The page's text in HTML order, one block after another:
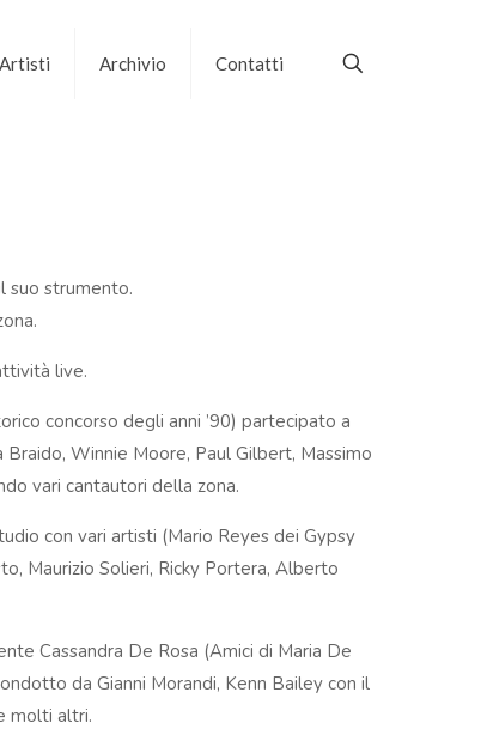
Artisti Archivio Contatti
suo strumento.
live.
concorso degli anni ’90) partecipato a
Winnie Moore, Paul Gilbert, Massimo
vari cantautori della zona.
con vari artisti (Mario Reyes dei Gypsy
Maurizio Solieri, Ricky Portera, Alberto
Cassandra De Rosa (Amici di Maria De
da Gianni Morandi, Kenn Bailey con il
molti altri.